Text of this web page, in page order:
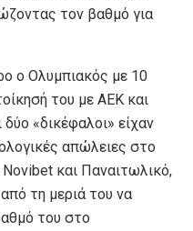
τον βαθμό για
ο Ολυμπιακός με 10
του με ΑΕΚ και
«δικέφαλοι» είχαν
απώλειες στο
και Παναιτωλικό,
τη μεριά του να
του στο